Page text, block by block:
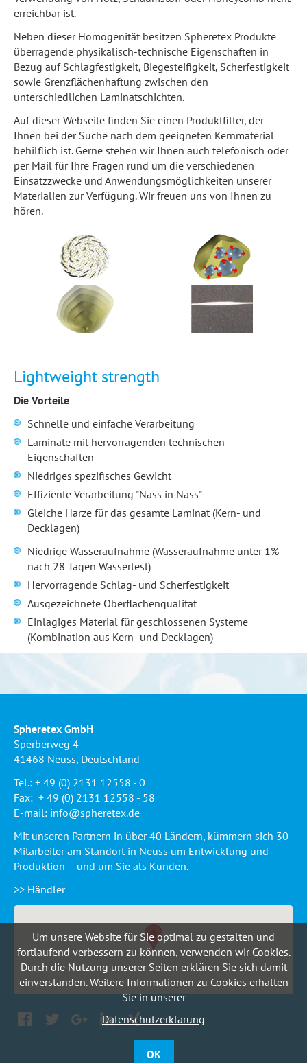
erreichbar ist.
Neben dieser Homogenität besitzen Spheretex Produkte
überragende physikalisch-technische Eigenschaften in
Bezug auf Schlagfestigkeit, Biegesteifigkeit, Scherfestigkeit
sowie Grenzflächenhaftung zwischen den
unterschiedlichen Laminatschichten.
Auf dieser Webseite finden Sie einen Produktfilter, der
Ihnen bei der Suche nach dem geeigneten Kernmaterial
behilflich ist. Gerne stehen wir Ihnen auch telefonisch oder
per Mail für Ihre Fragen rund um die verschiedenen
Einsatzzwecke und Anwendungsmöglichkeiten unserer
Materialien zur Verfügung. Wir freuen uns von Ihnen zu
hören.
Lightweight strength
Die Vorteile
Schnelle und einfache Verarbeitung
Laminate mit hervorragenden technischen
Eigenschaften
Niedriges spezifisches Gewicht
Effiziente Verarbeitung "Nass in Nass"
Gleiche Harze für das gesamte Laminat (Kern- und
Decklagen)
Niedrige Wasseraufnahme (Wasseraufnahme unter 1%
nach 28 Tagen Wassertest)
Hervorragende Schlag- und Scherfestigkeit
Ausgezeichnete Oberflächenqualität
Einlagiges Material für geschlossenen Systeme
(Kombination aus Kern- und Decklagen)
Spheretex GmbH
Sperberweg 4
41468 Neuss, Deutschland
Tel.: + 49 (0) 2131 12558 - 0
Fax: + 49 (0) 2131 12558 - 58
E-mail: info@spheretex.de
Mit unseren Partnern in über 40 Ländern, kümmern sich 30
Mitarbeiter am Standort in Neuss um Entwicklung und
Produktion – und um Sie als Kunden.
>> Händler
Facebook
Twitter Google+LinkedIn
Xing
Um unsere Website für Sie optimal zu gestalten und
fortlaufend verbessern zu können, verwenden wir Cookies.
Durch die Nutzung unserer Seiten erklären Sie sich damit
einverstanden. Weitere Informationen zu Cookies erhalten
Sie in unserer
Datenschutzerklärung
OK